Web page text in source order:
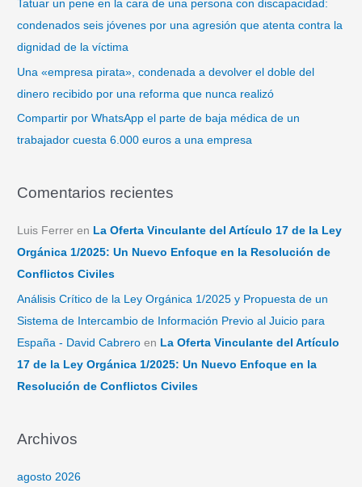
Tatuar un pene en la cara de una persona con discapacidad:
condenados seis jóvenes por una agresión que atenta contra la
dignidad de la víctima
Una «empresa pirata», condenada a devolver el doble del
dinero recibido por una reforma que nunca realizó
Compartir por WhatsApp el parte de baja médica de un
trabajador cuesta 6.000 euros a una empresa
Comentarios recientes
Luis Ferrer en La Oferta Vinculante del Artículo 17 de la Ley
Orgánica 1/2025: Un Nuevo Enfoque en la Resolución de
Conflictos Civiles
Análisis Crítico de la Ley Orgánica 1/2025 y Propuesta de un
Sistema de Intercambio de Información Previo al Juicio para
España - David Cabrero en La Oferta Vinculante del Artículo
17 de la Ley Orgánica 1/2025: Un Nuevo Enfoque en la
Resolución de Conflictos Civiles
Archivos
agosto 2026